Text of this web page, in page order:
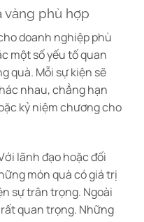
vàng phù hợp
doanh nghiệp phù
một số yếu tố quan
quà. Mỗi sự kiện sẽ
nhau, chẳng hạn
kỷ niệm chương cho
lãnh đạo hoặc đối
món quà có giá trị
sự trân trọng. Ngoài
quan trọng. Những